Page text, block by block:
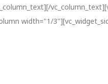
width="1/